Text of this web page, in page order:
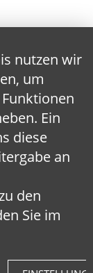
nutzen wir
um
Ein
diese
an
den
Sie im